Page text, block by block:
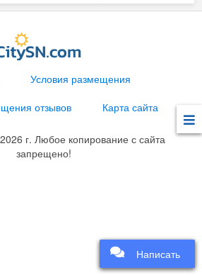
Написать
Написать
Условия размещения
отзывов
Карта сайта
г. Любое копирование с сайта
запрещено!